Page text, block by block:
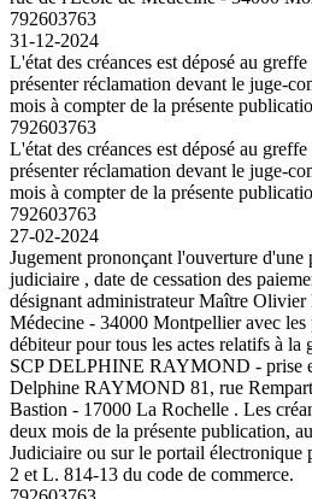
792603763
31-12-2024
L'état des créances est déposé au
présenter réclamation devant le juge-
mois à compter de la présente
792603763
L'état des créances est déposé au
présenter réclamation devant le juge-
mois à compter de la présente
792603763
27-02-2024
Jugement prononçant l'ouverture d'une
judiciaire , date de cessation des
désignant administrateur Maître
Médecine - 34000 Montpellier avec les
débiteur pour tous les actes relatifs à la
SCP DELPHINE RAYMOND - prise
Delphine RAYMOND 81, rue
Bastion - 17000 La Rochelle . Les
deux mois de la présente publication,
Judiciaire ou sur le portail électronique
2 et L. 814-13 du code de commerce.